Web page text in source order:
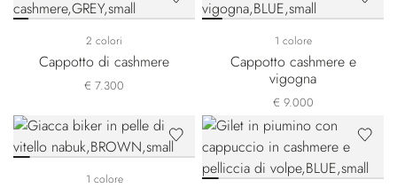
2 colori
Cappotto di cashmere
€ 7.300
1 colore
Cappotto cashmere e
vigogna
€ 9.000
1 colore